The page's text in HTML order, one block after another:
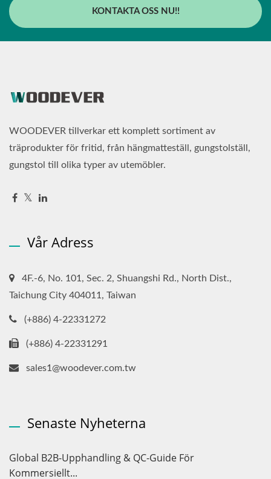
KONTAKTA OSS NU!!
WOODEVER tillverkar ett komplett sortiment av
träprodukter för fritid, från hängmatteställ, gungstolställ,
gungstol till olika typer av utemöbler.
Vår Adress
4F.-6, No. 101, Sec. 2, Shuangshi Rd., North Dist.,
Taichung City 404011, Taiwan
(+886) 4-22331272
(+886) 4-22331291
sales1@woodever.com.tw
Senaste Nyheterna
Global B2B-Upphandling & QC-Guide För
Kommersiellt...